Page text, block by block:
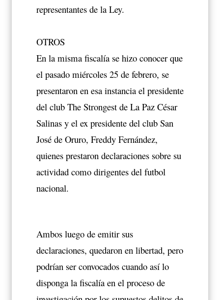
representantes de la Ley.
OTROS
En la misma fiscalía se hizo conocer que
el pasado miércoles 25 de febrero, se
presentaron en esa instancia el presidente
del club The Strongest de La Paz César
Salinas y el ex presidente del club San
José de Oruro, Freddy Fernández,
quienes prestaron declaraciones sobre su
actividad como dirigentes del futbol
nacional.
Ambos luego de emitir sus
declaraciones, quedaron en libertad, pero
podrían ser convocados cuando así lo
disponga la fiscalía en el proceso de